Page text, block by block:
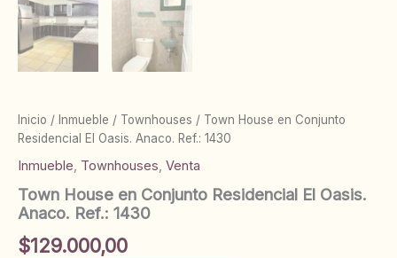
Inicio / Inmueble / Townhouses / Town House en Conjunto
Residencial El Oasis. Anaco. Ref.: 1430
Inmueble, Townhouses, Venta
Town House en Conjunto Residencial El Oasis.
Anaco. Ref.: 1430
$129.000,00